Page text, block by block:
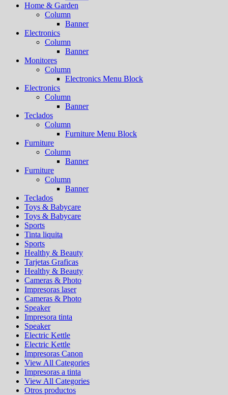
Home & Garden
Column
Banner
Electronics
Column
Banner
Monitores
Column
Electronics Menu Block
Electronics
Column
Banner
Teclados
Column
Furniture Menu Block
Furniture
Column
Banner
Furniture
Column
Banner
Teclados
Toys & Babycare
Toys & Babycare
Sports
Tinta liquita
Sports
Healthy & Beauty
Tarjetas Graficas
Healthy & Beauty
Cameras & Photo
Impresoras laser
Cameras & Photo
Speaker
Impresora tinta
Speaker
Electric Kettle
Electric Kettle
Impresoras Canon
View All Categories
Impresoras a tinta
View All Categories
Otros productos